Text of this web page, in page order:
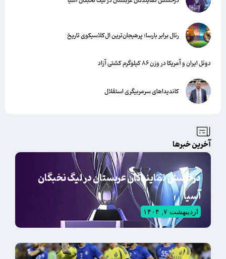
رئال برابر بارسا؛ پرهیجان‌‌ترین ال‌کلاسیکوی تاریخ
دوئل ایران و آمریکا در وزن ۸۶ کیلوگرم کشتی آزاد
کاندیداهای سرمربیگری استقلال
آخرین خبرها
درخشش نمایندگان عربستان در لیگ نخبگان
آسیا
اردیبهشت ۷, ۱۴۰۴